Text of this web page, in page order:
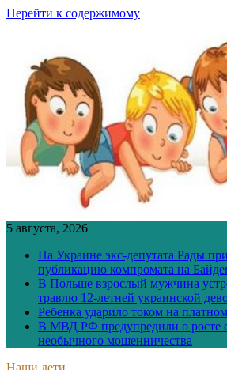
Перейти к содержимому
5 августа, 2026
На Украине экс-депутата Рады
публикацию компромата на
В Польше взрослый мужчина
травлю 12-летней украинской
Ребенка ударило током на
В МВД РФ предупредили о росте
необычного мошенничества
Наши дети